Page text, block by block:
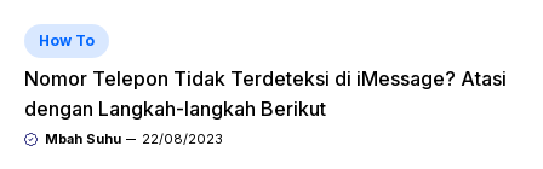
How To
Nomor Telepon Tidak Terdeteksi di iMessage? Atasi
dengan Langkah-langkah Berikut
Mbah Suhu 22/08/2023